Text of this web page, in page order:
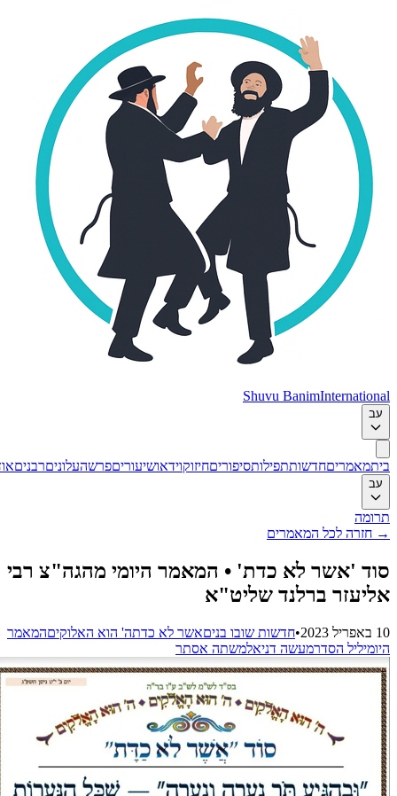
Shuvu Banim
מאמריםחדשותתפילותסיפוריםחיזוקוידאושיעוריםפרשהעלוניםרבניםאודות
חזרה לכל המאמרים
'אשר לא כדת' ‏•‏ המאמר היומי מהגה"צ רבי
ברלנד שליט"א
•חדשות שובו בניםאשר לא כדתה' הוא האלוקיםהמאמר
ליל הסדרמעשה דניאלמשתה אסתר